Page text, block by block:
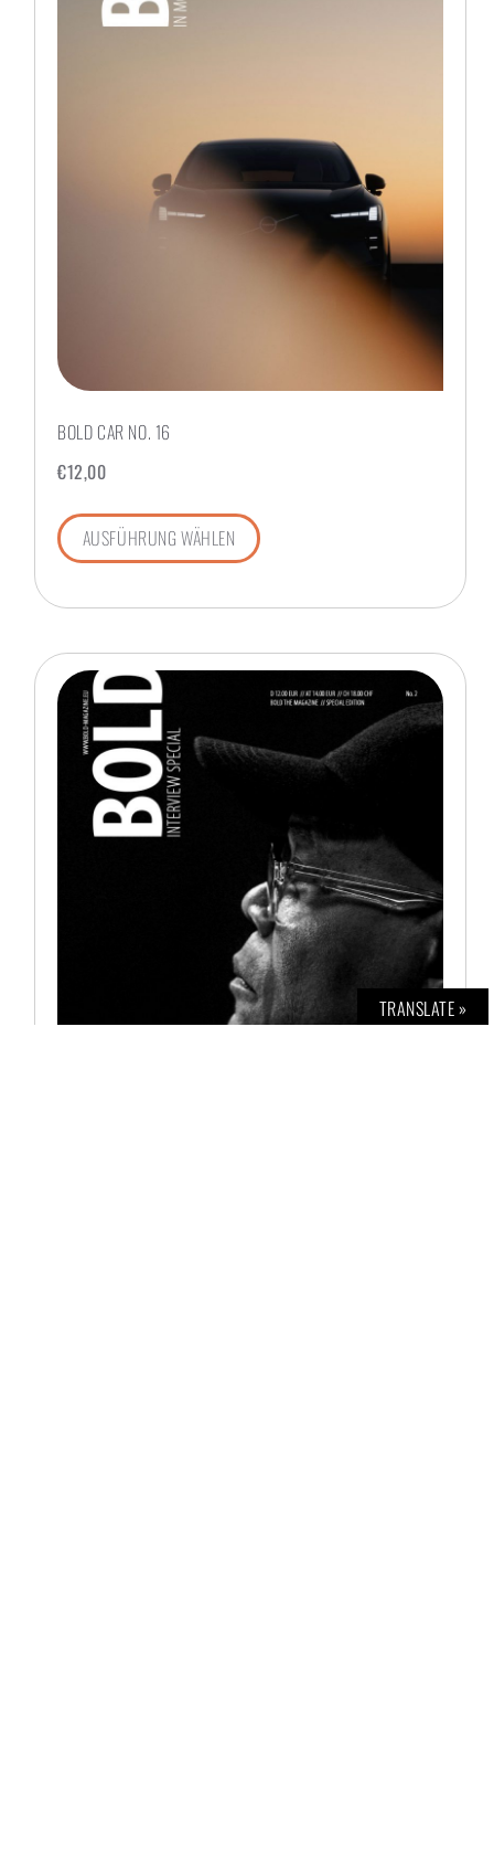
BOLD CAR NO. 16
€12,00
AUSFÜHRUNG WÄHLEN
TRANSLATE »